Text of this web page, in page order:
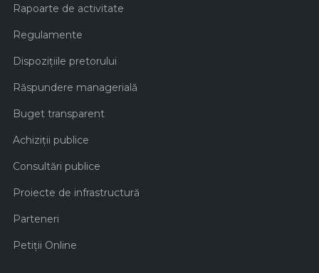
Rapoarte de activitate
Regulamente
Dispozițiile pretorului
Răspundere managerială
Buget transparent
Achiziţii publice
Consultări publice
Proiecte de infrastructură
Parteneri
Petiții Online